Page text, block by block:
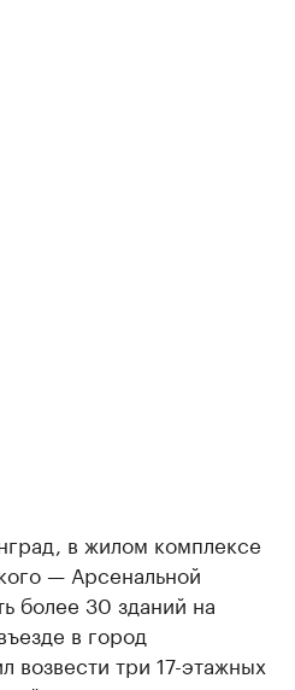
в жилом комплексе
— Арсенальной
более 30 зданий на
в город
возвести три 17-этажных